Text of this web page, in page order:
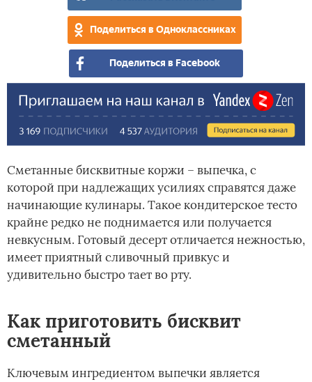
Поделиться в Одноклассниках
Поделиться в Facebook
Сметанные бисквитные коржи – выпечка, с
которой при надлежащих усилиях справятся даже
начинающие кулинары. Такое кондитерское тесто
крайне редко не поднимается или получается
невкусным. Готовый десерт отличается нежностью,
имеет приятный сливочный привкус и
удивительно быстро тает во рту.
Как приготовить бисквит
сметанный
Ключевым ингредиентом выпечки является